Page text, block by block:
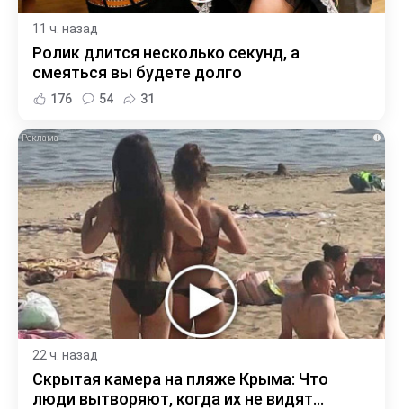
11 ч. назад
Ролик длится несколько секунд, а
смеяться вы будете долго
176 54 31
i
22 ч. назад
Скрытая камера на пляже Крыма: Что
люди вытворяют, когда их не видят...